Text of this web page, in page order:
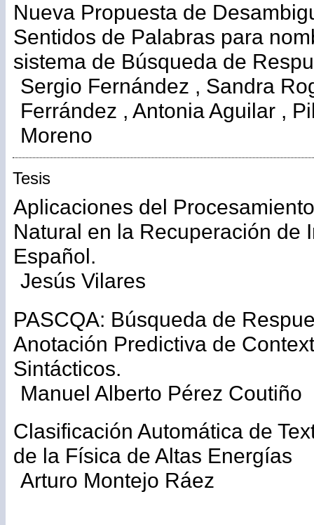
Nueva Propuesta de
Sentidos de Palabras para
sistema de Búsqueda de
Sergio Fernández , Sandra
Ferrández , Antonia Aguilar ,
Moreno
Tesis
Aplicaciones del
Natural en la Recuperación de
Español.
Jesús Vilares
PASCQA: Búsqueda de
Anotación Predictiva de
Sintácticos.
Manuel Alberto Pérez Coutiño
Clasificación Automática de
de la Física de Altas Energías
Arturo Montejo Ráez